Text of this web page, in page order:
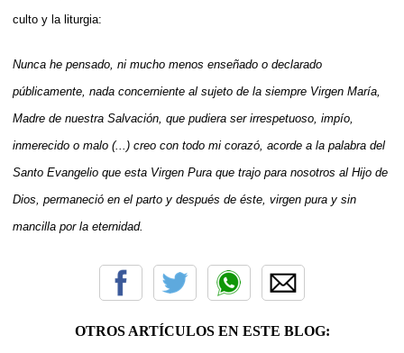
culto y la liturgia:
Nunca he pensado, ni mucho menos enseñado o declarado
públicamente, nada concerniente al sujeto de la siempre Virgen María,
Madre de nuestra Salvación, que pudiera ser irrespetuoso, impío,
inmerecido o malo (...) creo con todo mi corazó, acorde a la palabra del
Santo Evangelio que esta Virgen Pura que trajo para nosotros al Hijo de
Dios, permaneció en el parto y después de éste, virgen pura y sin
mancilla por la eternidad.
OTROS ARTÍCULOS EN ESTE BLOG: